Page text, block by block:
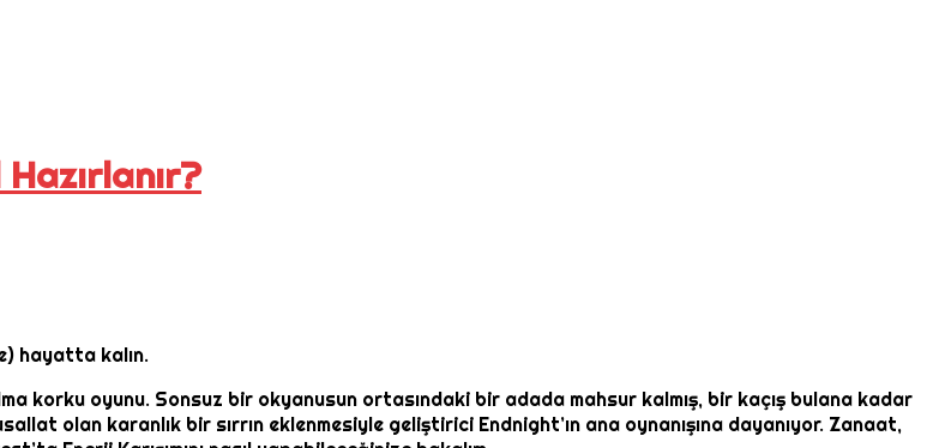
hayatta kalın.
korku oyunu. Sonsuz bir okyanusun ortasındaki bir adada mahsur kalmış, bir kaçış bulana kadar
olan karanlık bir sırrın eklenmesiyle geliştirici Endnight’ın ana oynanışına dayanıyor. Zanaat,